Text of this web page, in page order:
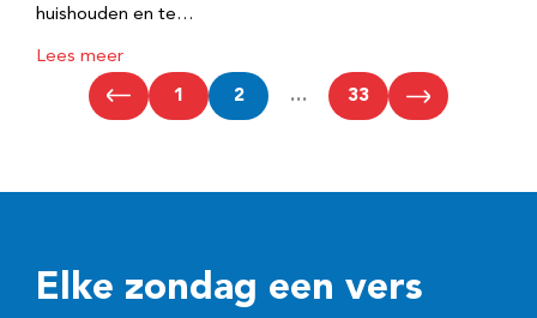
huishouden en te…
Lees meer
1 2 … 33
Elke zondag een vers